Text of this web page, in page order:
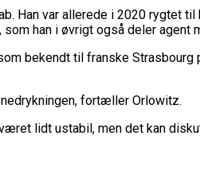
Han var allerede i 2020 rygtet
han i øvrigt også deler agent
bekendt til franske
fortæller Orlowitz.
lidt ustabil, men det kan